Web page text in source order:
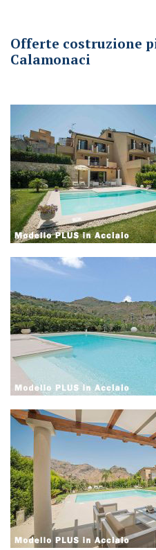
Offerte costruzione
Calamonaci